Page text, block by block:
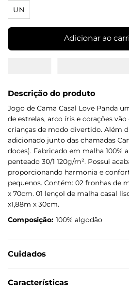
UN
Adicionar ao
Descrição do produto
Jogo de Cama Casal Love Panda
de estrelas, arco íris e corações
crianças de modo divertido. Além
adicionado junto das chamadas
doces). Fabricado em malha 100%
penteado 30/1 120g/m². Possui
proporcionando harmonia e
pequenos. Contém: 02 fronhas de
x 70cm. 01 lençol de malha casal
x1,88m x 30cm.
Composição: 100% algodão
Cuidados
Características